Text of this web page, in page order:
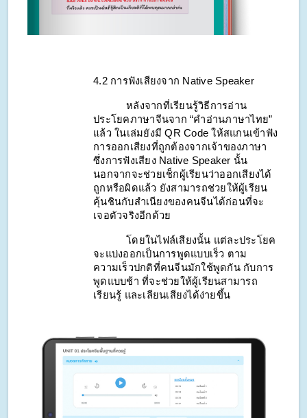
4.2 การฟังเสียงจาก Native Speaker
หลังจากที่เรียนรู้วิธีการอ่าน
ประโยคภาษาจีนจาก “คำอ่านภาษาไทย”
แล้ว ในเล่มยังมี QR Code ให้สแกนเข้าฟัง
การออกเสียงที่ถูกต้องจากเจ้าของภาษา
ซึ่งการฟังเสียง Native Speaker นั้น
นอกจากจะช่วยเช็กผู้เรียนว่าออกเสียงได้
ถูกหรือผิดแล้ว ยังสามารถช่วยให้ผู้เรียน
คุ้นชินกับสำเนียงของคนจีนได้ก่อนที่จะ
เจอตัวจริงอีกด้วย
โดยในไฟล์เสียงนั้น แต่ละประโยค
จะแบ่งออกเป็นการพูดแบบเร็ว ตาม
ความเร็วปกติที่คนจีนมักใช้พูดกัน กับการ
พูดแบบช้า ที่จะช่วยให้ผู้เรียนสามารถ
เรียนรู้ และเลียนเสียงได้ง่ายขึ้น